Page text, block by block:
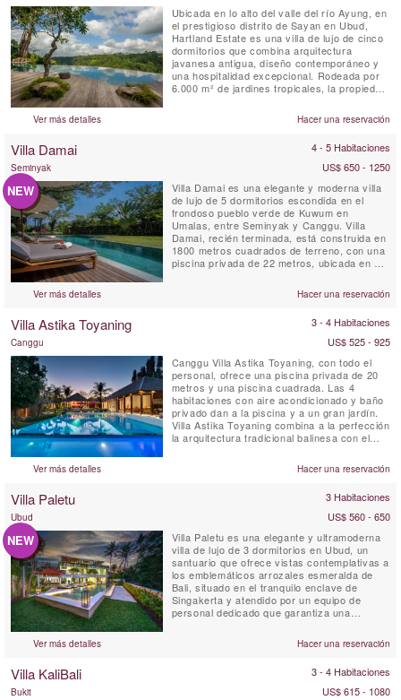
Ubicada en lo alto del valle del río Ayung, en
el prestigioso distrito de Sayan en Ubud,
Hartland Estate es una villa de lujo de cinco
dormitorios que combina arquitectura
javanesa antigua, diseño contemporáneo y
una hospitalidad excepcional. Rodeada por
6.000 m² de jardines tropicales, la propiedad
de agua salada de 26 metros alimentada por
un manantial natural, vistas panorámicas al
Ver más detalles Hacer una reservación
Villa Damai 4 - 5 Habitaciones
Seminyak US$ 650 - 1250
NEW
Villa Damai es una elegante y moderna villa
de lujo de 5 dormitorios escondida en el
frondoso pueblo verde de Kuwum en
Umalas, entre Seminyak y Canggu. Villa
Damai, recién terminada, está construida en
1800 metros cuadrados de terreno, con una
piscina privada de 22 metros, ubicada en un
tropicales con vistas a los arrozales
naturales. Esta idílica villa de Bali ofrece a
Ver más detalles Hacer una reservación
Villa Astika Toyaning 3 - 4 Habitaciones
Canggu
US$ 525 - 925
Canggu Villa Astika Toyaning, con todo el
personal, ofrece una piscina privada de 20
metros y una piscina cuadrada. Las 4
habitaciones con aire acondicionado y baño
privado dan a la piscina y a un gran jardín.
Villa Astika Toyaning combina a la perfección
la arquitectura tradicional balinesa con el
para familias numerosas o grupos de
amigos, a solo 5 minutos en coche de la
Ver más detalles Hacer una reservación
Villa Paletu 3 Habitaciones
Ubud US$ 560 - 650
NEW
Villa Paletu es una elegante y ultramoderna
villa de lujo de 3 dormitorios en Ubud, un
santuario que ofrece vistas contemplativas a
los emblemáticos arrozales esmeralda de
Bali, situado en el tranquilo enclave de
Singakerta y atendido por un equipo de
personal dedicado que garantiza una
completamente climatizada y cuenta con
ventanales de suelo a techo, suelos de
Ver más detalles Hacer una reservación
Villa KaliBali 3 - 4 Habitaciones
Bukit
US$ 615 - 1080